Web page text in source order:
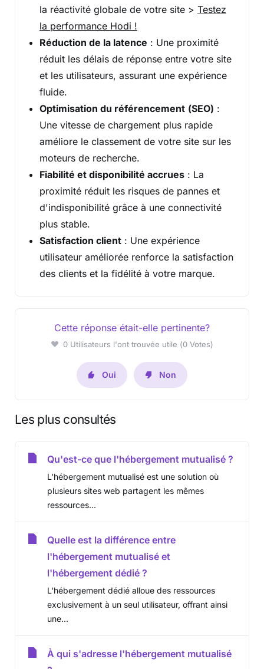
la réactivité globale de votre site > Testez
la performance Hodi !
Réduction de la latence : Une proximité
réduit les délais de réponse entre votre site
et les utilisateurs, assurant une expérience
fluide.
Optimisation du référencement (SEO) :
Une vitesse de chargement plus rapide
améliore le classement de votre site sur les
moteurs de recherche.
Fiabilité et disponibilité accrues : La
proximité réduit les risques de pannes et
d'indisponibilité grâce à une connectivité
plus stable.
Satisfaction client : Une expérience
utilisateur améliorée renforce la satisfaction
des clients et la fidélité à votre marque.
Cette réponse était-elle pertinente?
0 Utilisateurs l'ont trouvée utile (0 Votes)
Oui Non
Les plus consultés
Qu'est-ce que l'hébergement mutualisé ?
L'hébergement mutualisé est une solution où
plusieurs sites web partagent les mêmes
ressources...
Quelle est la différence entre
l'hébergement mutualisé et
l'hébergement dédié ?
L'hébergement dédié alloue des ressources
exclusivement à un seul utilisateur, offrant ainsi
une...
À qui s'adresse l'hébergement mutualisé